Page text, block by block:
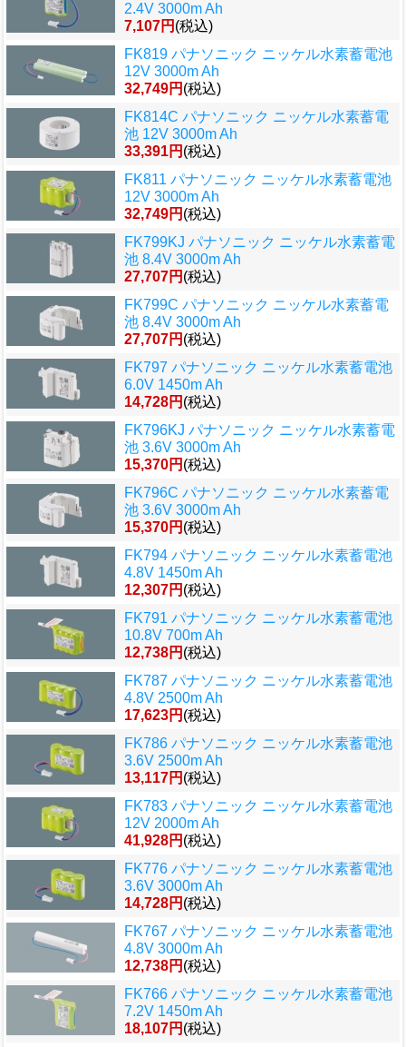
2.4V 3000m Ah
7,107円 (税込)
FK819 パナソニック ニッケル水素蓄電池
12V 3000m Ah
32,749円 (税込)
FK814C パナソニック ニッケル水素蓄電
池 12V 3000m Ah
33,391円 (税込)
FK811 パナソニック ニッケル水素蓄電池
12V 3000m Ah
32,749円 (税込)
FK799KJ パナソニック ニッケル水素蓄電
池 8.4V 3000m Ah
27,707円 (税込)
FK799C パナソニック ニッケル水素蓄電
池 8.4V 3000m Ah
27,707円 (税込)
FK797 パナソニック ニッケル水素蓄電池
6.0V 1450m Ah
14,728円 (税込)
FK796KJ パナソニック ニッケル水素蓄電
池 3.6V 3000m Ah
15,370円 (税込)
FK796C パナソニック ニッケル水素蓄電
池 3.6V 3000m Ah
15,370円 (税込)
FK794 パナソニック ニッケル水素蓄電池
4.8V 1450m Ah
12,307円 (税込)
FK791 パナソニック ニッケル水素蓄電池
10.8V 700m Ah
12,738円 (税込)
FK787 パナソニック ニッケル水素蓄電池
4.8V 2500m Ah
17,623円 (税込)
FK786 パナソニック ニッケル水素蓄電池
3.6V 2500m Ah
13,117円 (税込)
FK783 パナソニック ニッケル水素蓄電池
12V 2000m Ah
41,928円 (税込)
FK776 パナソニック ニッケル水素蓄電池
3.6V 3000m Ah
14,728円 (税込)
FK767 パナソニック ニッケル水素蓄電池
4.8V 3000m Ah
12,738円 (税込)
FK766 パナソニック ニッケル水素蓄電池
7.2V 1450m Ah
18,107円 (税込)